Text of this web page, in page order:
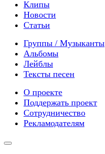
Клипы
Новости
Статьи
Группы / Музыканты
Альбомы
Лейблы
Тексты песен
О проекте
Поддержать проект
Сотрудничество
Рекламодателям